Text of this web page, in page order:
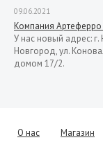
09.06.2021
Компания
У нас новый адрес: г.
Новгород, ул.
домом 17/2.
Уважаемые клиенты!
Вашему вниманию
О нас Магазин